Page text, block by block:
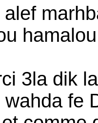
3la dik
fe